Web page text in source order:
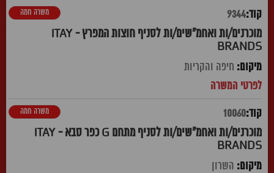
9344
מוכרנים/ות ואחמ"שים/ות לסניף חוצות המפרץ - ITAY
BRANDS
משרה חמה
חיפה והקריות
10060
מוכרנים/ות ואחמ"שים/ות לסניף מתחם G כפר סבא - ITAY
BRANDS
משרה חמה
השרון